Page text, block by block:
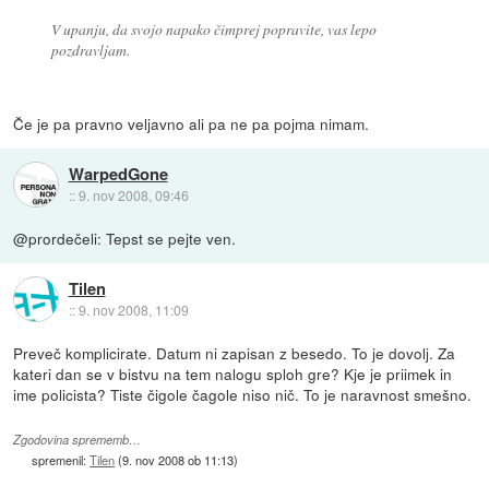
V upanju, da svojo napako čimprej popravite, vas lepo
pozdravljam.
Če je pa pravno veljavno ali pa ne pa pojma nimam.
WarpedGone
::9. nov 2008, 09:46
@prordečeli: Tepst se pejte ven.
Tilen
::9. nov 2008, 11:09
Preveč komplicirate. Datum ni zapisan z besedo. To je dovolj. Za
kateri dan se v bistvu na tem nalogu sploh gre? Kje je priimek in
ime policista? Tiste čigole čagole niso nič. To je naravnost smešno.
Zgodovina sprememb…
spremenil:Tilen(9. nov 2008 ob 11:13)